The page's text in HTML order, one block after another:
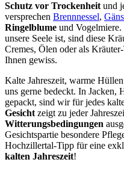
Schutz vor Trockenheit und
versprechen Brennnessel,
Ringelblume und
unsere Seele ist, sind diese
Cremes, Ölen oder als
Ihnen gewiss.
Kalte Jahreszeit, warme
uns gerne bedeckt. In Jacken,
gepackt, sind wir für jedes
Gesicht zeigt zu jeder
Witterungsbedingungen
Gesichtspartie besondere
Hochzillertal-Tipp für eine
kalten Jahreszeit!